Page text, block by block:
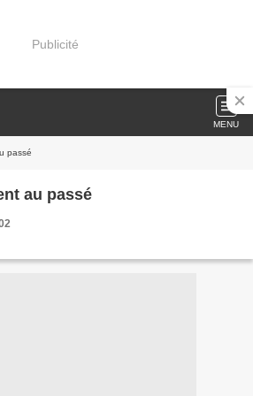
Publicité
MENU
passé
au passé